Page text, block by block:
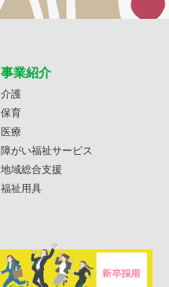
事業紹介
介護
保育
医療
障がい福祉サービス
地域総合支援
福祉用具